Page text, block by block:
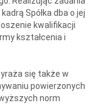
Spółka dba o jej
kwalifikacji
kształcenia i
się także w
powierzonych
norm